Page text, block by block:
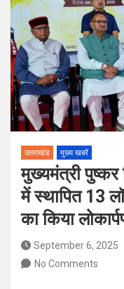
पदों पर होगा चयन
विश्व संस्कृत दिवस से
को दिया नया आयाम
उत्तराखंड मुख्य खबरें
मुख्यमंत्री पुष्कर
में स्थापित 13
का किया
September 6, 2025
No Comments